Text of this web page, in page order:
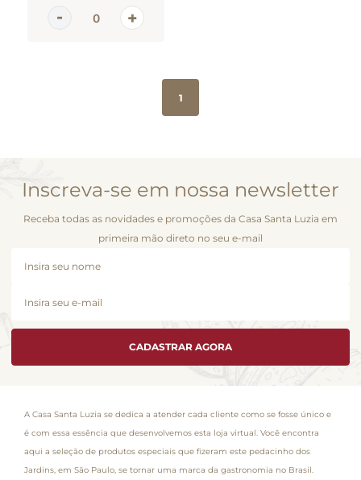
1
Inscreva-se em nossa newsletter
Receba todas as novidades e promoções da Casa Santa Luzia em
primeira mão direto no seu e-mail
CADASTRAR AGORA
A Casa Santa Luzia se dedica a atender cada cliente como se fosse único e
é com essa essência que desenvolvemos esta loja virtual. Você encontra
aqui a seleção de produtos especiais que fizeram este pedacinho dos
Jardins, em São Paulo, se tornar uma marca da gastronomia no Brasil.